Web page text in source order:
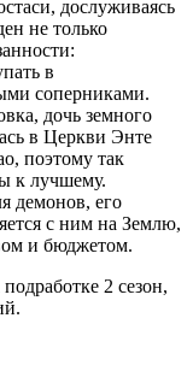
дослуживаясь
не только
в
соперниками.
дочь земного
в Церкви Энте
поэтому так
к лучшему.
демонов, его
с ним на Землю,
и бюджетом.
2 сезон,